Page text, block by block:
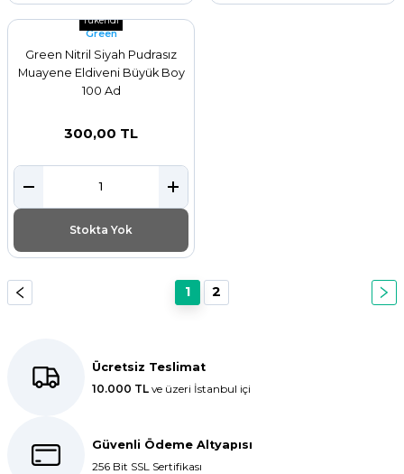
Tükendi
Green
Green Nitril Siyah Pudrasız
Muayene Eldiveni Büyük Boy
100 Ad
300,00 TL
Stokta Yok
1 2
Ücretsiz Teslimat
10.000 TL ve üzeri İstanbul içi
Güvenli Ödeme Altyapısı
256 Bit SSL Sertifikası